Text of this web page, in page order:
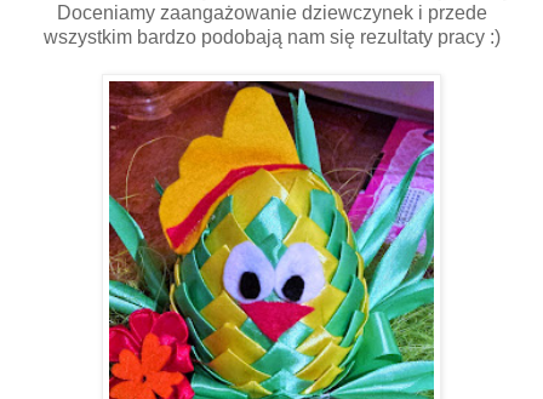
Doceniamy zaangażowanie dziewczynek i przede
wszystkim bardzo podobają nam się rezultaty pracy :)